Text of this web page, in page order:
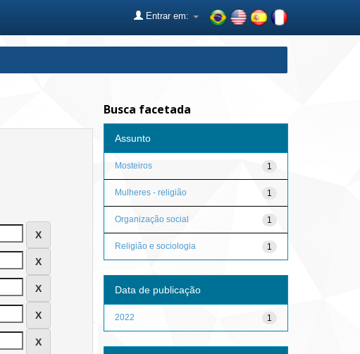
Entrar em:
Busca facetada
Assunto
1
Mosteiros
1
Mulheres - religião
1
Organização social
1
Religião e sociologia
Data de publicação
1
2022